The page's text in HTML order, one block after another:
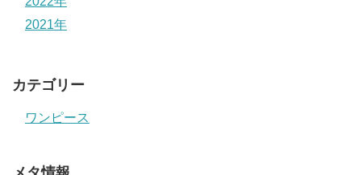
2021年
カテゴリー
ワンピース